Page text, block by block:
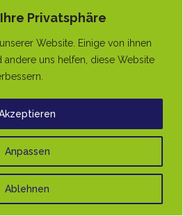
Privatsphäre
Website. Einige von ihnen
andere uns helfen, diese Website
Anpassen
Ablehnen
IMPRESSUM
Herzhoff GmbH